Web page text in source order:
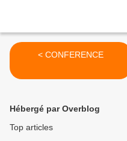
< CONFERENCE
Hébergé par Overblog
Top articles